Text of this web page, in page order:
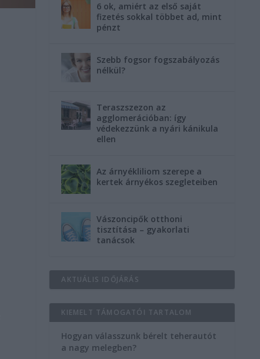
6 ok, amiért az első saját
fizetés sokkal többet ad, mint
pénzt
Szebb fogsor fogszabályozás
nélkül?
Teraszszezon az
agglomerációban: így
védekezzünk a nyári kánikula
ellen
Az árnyékliliom szerepe a
kertek árnyékos szegleteiben
Vászoncipők otthoni
tisztítása – gyakorlati
tanácsok
AKTUÁLIS IDŐJÁRÁS
KIEMELT TÁMOGATÓI TARTALOM
Hogyan válasszunk bérelt teherautót
a nagy melegben?